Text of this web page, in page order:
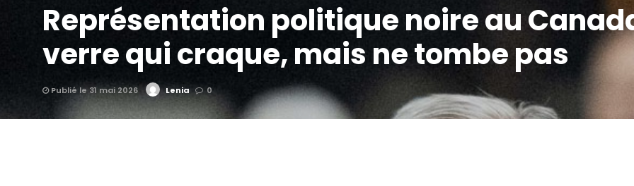
Représentation politique noire au
verre qui craque, mais ne tombe pas
Publié le 31 mai 2026 Lenia 0